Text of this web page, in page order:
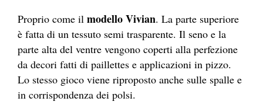
Proprio come il modello Vivian. La parte superiore
è fatta di un tessuto semi trasparente. Il seno e la
parte alta del ventre vengono coperti alla perfezione
da decori fatti di paillettes e applicazioni in pizzo.
Lo stesso gioco viene riproposto anche sulle spalle e
in corrispondenza dei polsi.